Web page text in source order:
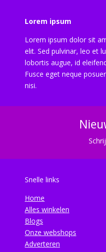
Lorem ipsum
Lorem ipsum dolor sit
elit. Sed pulvinar, leo et
lobortis augue, id
Fusce eget neque
nisi.
Snelle links
Home
Alles winkelen
Blogs
Onze webshops
Adverteren